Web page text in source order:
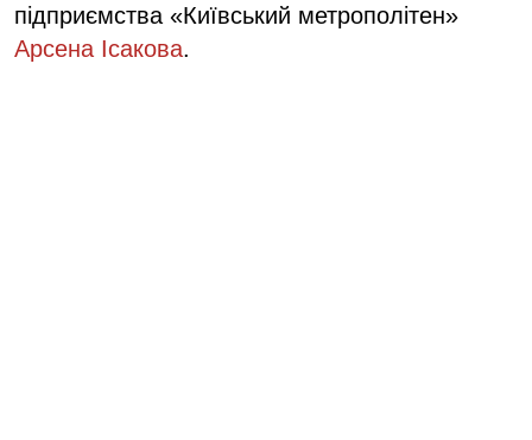
підприємства «Київський метрополітен»
Арсена Ісакова.